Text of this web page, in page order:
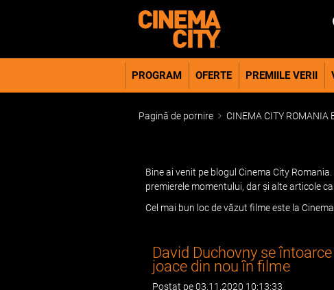
PROGRAM OFERTE PREMIILE VERII
Pagină de pornire CINEMA CITY ROMANIA
Bine ai venit pe blogul Cinema City
premierele momentului, dar și alte articole
Cel mai bun loc de văzut filme este la
David Duchovny se
joace din nou în filme
Postat pe 03.11.2020 10:13:33